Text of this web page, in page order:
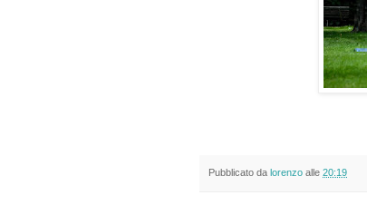
Pubblicato da lorenzo alle 20:19